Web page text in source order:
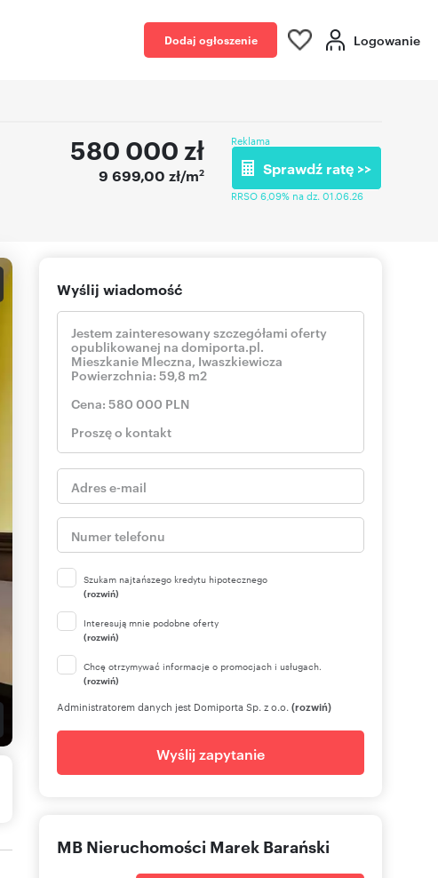
Dodaj ogłoszenie Logowanie
580 000 zł
9 699,00 zł/m2
Reklama
Sprawdź ratę >>
RRSO 6,09% na dz. 01.06.26
Wyślij wiadomość
Szukam najtańszego kredytu hipotecznego
(rozwiń)
Interesują mnie podobne oferty
(rozwiń)
Chcę otrzymywać informacje o promocjach i usługach.
(rozwiń)
Administratorem danych jest Domiporta Sp. z o.o. (rozwiń)
Wyślij zapytanie
MB Nieruchomości Marek Barański